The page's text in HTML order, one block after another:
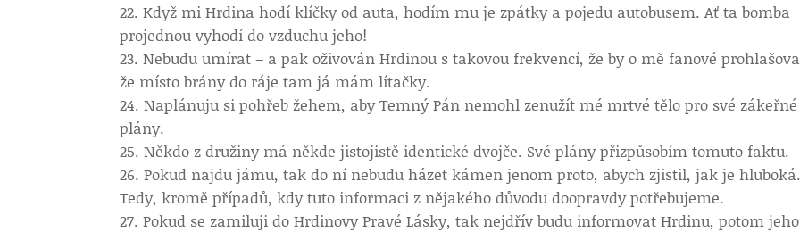
Když mi Hrdina hodí klíčky od auta, hodím mu je zpátky a pojedu autobusem. Ať ta bomba
projednou vyhodí do vzduchu jeho!
Nebudu umírat – a pak oživován Hrdinou s takovou frekvencí, že by o mě fanové
že místo brány do ráje tam já mám lítačky.
Naplánuju si pohřeb žehem, aby Temný Pán nemohl zenužít mé mrtvé tělo pro své zákeřné
plány.
Někdo z družiny má někde jistojistě identické dvojče. Své plány přizpůsobím tomuto faktu.
Pokud najdu jámu, tak do ní nebudu házet kámen jenom proto, abych zjistil, jak je
Tedy, kromě případů, kdy tuto informaci z nějakého důvodu doopravdy potřebujeme.
Pokud se zamiluji do Hrdinovy Pravé Lásky, tak nejdřív budu informovat Hrdinu, potom jeho